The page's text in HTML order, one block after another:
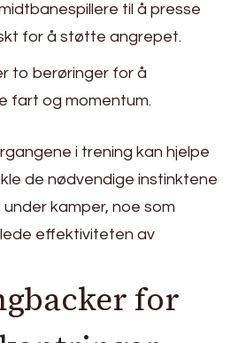
til å presse
for å støtte angrepet.
to berøringer for å
fart og momentum.
i trening kan hjelpe
de nødvendige instinktene
kamper, noe som
effektiviteten av
for